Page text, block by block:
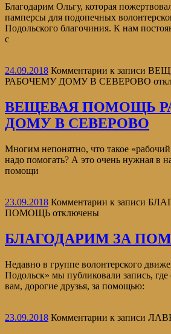
Благодарим Ольгу, которая
памперсы для подопечных
Подольского благочиния. К нам
с
24.09.2018 Комментарии к записи
РАБОЧЕМУ ДОМУ В СЕВЕРОВО
ВЕЩЕВАЯ ПОМОЩЬ
ДОМУ В СЕВЕРОВО
Многим непонятно, что такое
надо помогать? А это очень нужная в
помощи
23.09.2018 Комментарии к записи
ПОМОЩЬ отключены
БЛАГОДАРИМ ЗА
Недавно в группе волонтерского
Подольск» мы публиковали запись,
вам, дорогие друзья, за помощью:
23.09.2018 Комментарии к записи